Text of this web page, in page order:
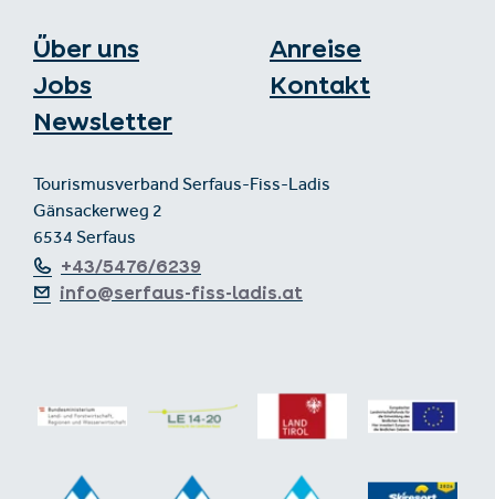
Über uns
Jobs
Newsletter
Anreise
Kontakt
Tourismusverband Serfaus-Fiss-Ladis
Gänsackerweg 2
6534 Serfaus
+43/5476/6239
info@serfaus-fiss-ladis.at